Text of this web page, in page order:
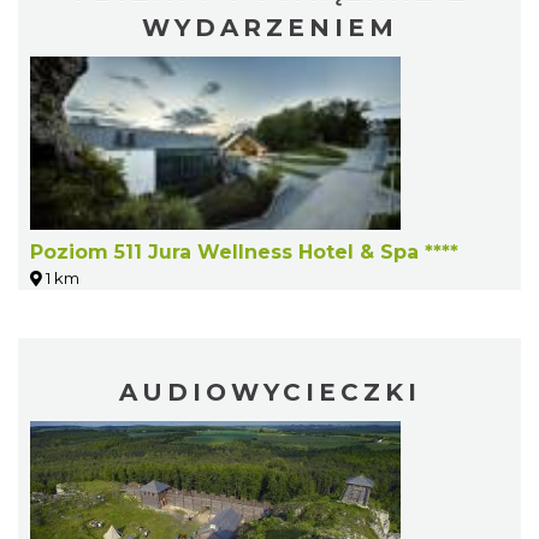
Światowy Festiwal Prażonek w Porębie
Poręba
WYDARZENIEM
Poziom 511 Jura Wellness Hotel & Spa ****
1 km
AUDIOWYCIECZKI